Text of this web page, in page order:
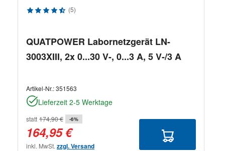
Durchschnittliche Bewertung von 4.58 von 5 Sternen
(5)
QUATPOWER Labornetzgerät LN-
3003XIII, 2x 0...30 V-, 0...3 A, 5 V-/3 A
Artikel-Nr.:351563
Lieferzeit 2-5 Werktage
statt 174,90 € -6%
164,95 €
inkl. MwSt. zzgl. Versand